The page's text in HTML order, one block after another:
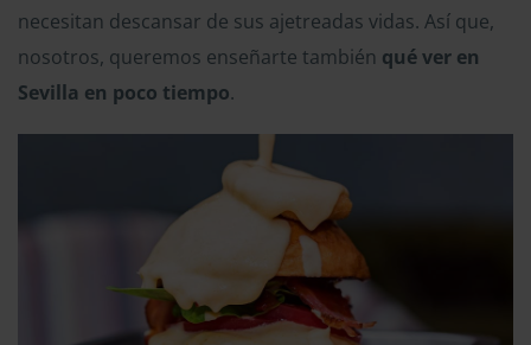
necesitan descansar de sus ajetreadas vidas. Así que,
nosotros, queremos enseñarte también qué ver en
Sevilla en poco tiempo.